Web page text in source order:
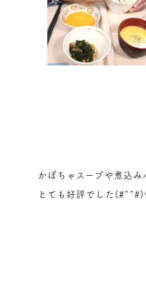
かぼちゃスープや煮込み
とても好評でした